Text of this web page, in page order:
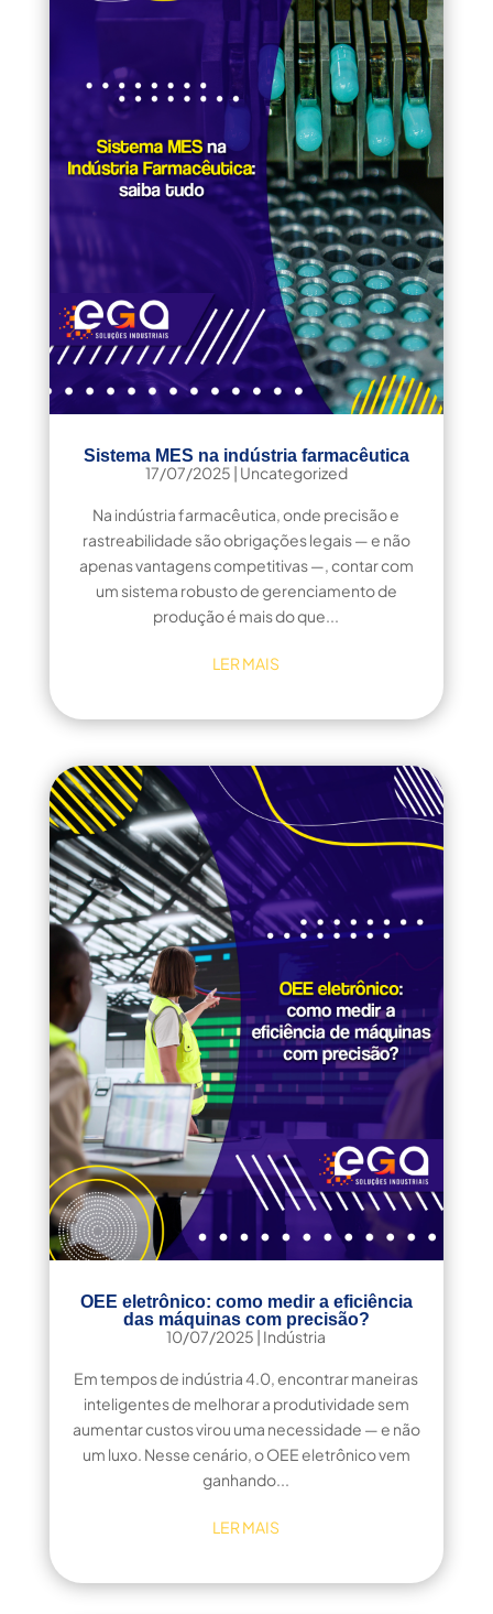
Sistema MES na indústria farmacêutica
17/07/2025 Uncategorized
Na indústria farmacêutica, onde precisão e
rastreabilidade são obrigações legais — e não
apenas vantagens competitivas —, contar com
um sistema robusto de gerenciamento de
produção é mais do que...
LER MAIS
OEE eletrônico: como medir a eficiência
das máquinas com precisão?
10/07/2025 | Indústria
Em tempos de indústria 4.0, encontrar maneiras
inteligentes de melhorar a produtividade sem
aumentar custos virou uma necessidade — e não
um luxo. Nesse cenário, o OEE eletrônico vem
ganhando...
LER MAIS